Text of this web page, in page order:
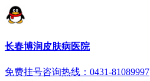
长春博润皮肤病医院
免费挂号咨询热线：0431-81089997